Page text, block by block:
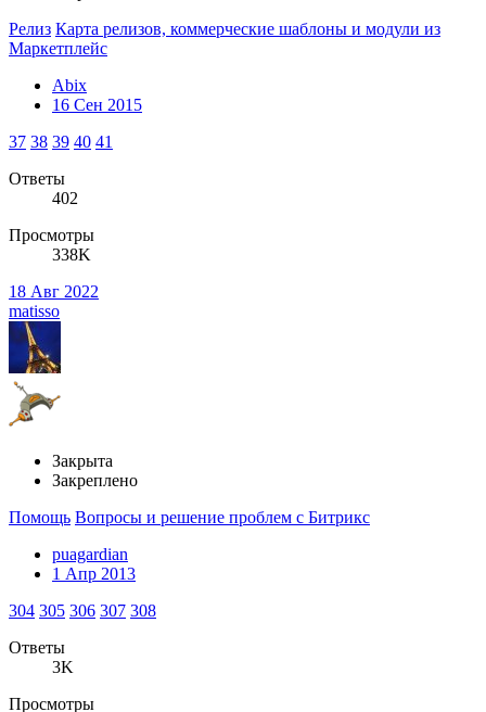
Релиз Карта релизов, коммерческие шаблоны и модули из
Маркетплейс
Abix
16 Сен 2015
37 38 39 40 41
Ответы
402
Просмотры
338K
18 Авг 2022
matisso
Закрыта
Закреплено
Помощь Вопросы и решение проблем с Битрикс
puagardian
1 Апр 2013
304 305 306 307 308
Ответы
3K
Просмотры